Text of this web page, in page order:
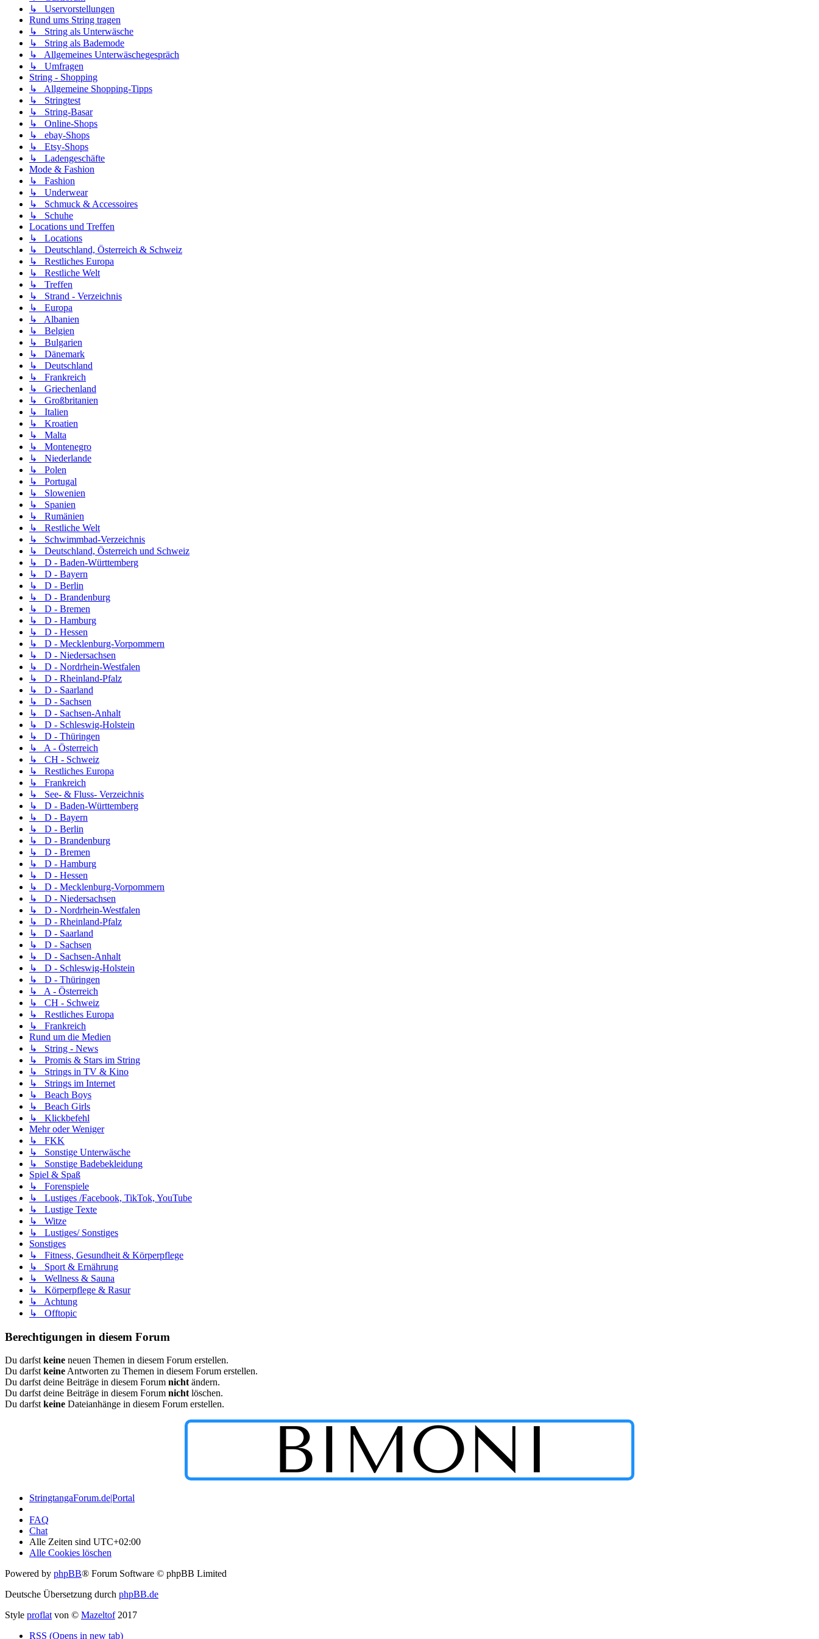
↳ Uservorstellungen
Rund ums String tragen
↳ String als Unterwäsche
↳ String als Bademode
↳ Allgemeines Unterwäschegespräch
↳ Umfragen
String - Shopping
↳ Allgemeine Shopping-Tipps
↳ Stringtest
↳ String-Basar
↳ Online-Shops
↳ ebay-Shops
↳ Etsy-Shops
↳ Ladengeschäfte
Mode & Fashion
↳ Fashion
↳ Underwear
↳ Schmuck & Accessoires
↳ Schuhe
Locations und Treffen
↳ Locations
↳ Deutschland, Österreich & Schweiz
↳ Restliches Europa
↳ Restliche Welt
↳ Treffen
↳ Strand - Verzeichnis
↳ Europa
↳ Albanien
↳ Belgien
↳ Bulgarien
↳ Dänemark
↳ Deutschland
↳ Frankreich
↳ Griechenland
↳ Großbritanien
↳ Italien
↳ Kroatien
↳ Malta
↳ Montenegro
↳ Niederlande
↳ Polen
↳ Portugal
↳ Slowenien
↳ Spanien
↳ Rumänien
↳ Restliche Welt
↳ Schwimmbad-Verzeichnis
↳ Deutschland, Österreich und Schweiz
↳ D - Baden-Württemberg
↳ D - Bayern
↳ D - Berlin
↳ D - Brandenburg
↳ D - Bremen
↳ D - Hamburg
↳ D - Hessen
↳ D - Mecklenburg-Vorpommern
↳ D - Niedersachsen
↳ D - Nordrhein-Westfalen
↳ D - Rheinland-Pfalz
↳ D - Saarland
↳ D - Sachsen
↳ D - Sachsen-Anhalt
↳ D - Schleswig-Holstein
↳ D - Thüringen
↳ A - Österreich
↳ CH - Schweiz
↳ Restliches Europa
↳ Frankreich
↳ See- & Fluss- Verzeichnis
↳ D - Baden-Württemberg
↳ D - Bayern
↳ D - Berlin
↳ D - Brandenburg
↳ D - Bremen
↳ D - Hamburg
↳ D - Hessen
↳ D - Mecklenburg-Vorpommern
↳ D - Niedersachsen
↳ D - Nordrhein-Westfalen
↳ D - Rheinland-Pfalz
↳ D - Saarland
↳ D - Sachsen
↳ D - Sachsen-Anhalt
↳ D - Schleswig-Holstein
↳ D - Thüringen
↳ A - Österreich
↳ CH - Schweiz
↳ Restliches Europa
↳ Frankreich
Rund um die Medien
↳ String - News
↳ Promis & Stars im String
↳ Strings in TV & Kino
↳ Strings im Internet
↳ Beach Boys
↳ Beach Girls
↳ Klickbefehl
Mehr oder Weniger
↳ FKK
↳ Sonstige Unterwäsche
↳ Sonstige Badebekleidung
Spiel & Spaß
↳ Forenspiele
↳ Lustiges /Facebook, TikTok, YouTube
↳ Lustige Texte
↳ Witze
↳ Lustiges/ Sonstiges
Sonstiges
↳ Fitness, Gesundheit & Körperpflege
↳ Sport & Ernährung
↳ Wellness & Sauna
↳ Körperpflege & Rasur
↳ Achtung
↳ Offtopic
Berechtigungen in diesem Forum
Du darfst keine neuen Themen in diesem Forum erstellen.
Du darfst keine Antworten zu Themen in diesem Forum erstellen.
Du darfst deine Beiträge in diesem Forum nicht ändern.
Du darfst deine Beiträge in diesem Forum nicht löschen.
Du darfst keine Dateianhänge in diesem Forum erstellen.
StringtangaForum.de|Portal
FAQ
Chat
Alle Zeiten sind UTC+02:00
Alle Cookies löschen
Powered by phpBB® Forum Software © phpBB Limited
Deutsche Übersetzung durch phpBB.de
Style proflat von © Mazeltof2017
RSS (Opens in new tab)